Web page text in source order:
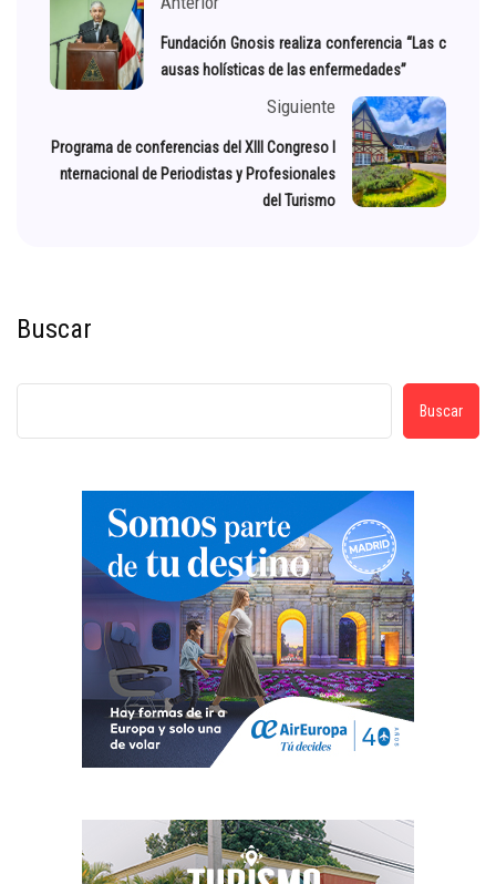
Fundación Gnosis realiza conferencia “Las c
ausas holísticas de las enfermedades”
Siguiente
Programa de conferencias del XIII Congreso I
nternacional de Periodistas y Profesionales
del Turismo
Buscar
Buscar